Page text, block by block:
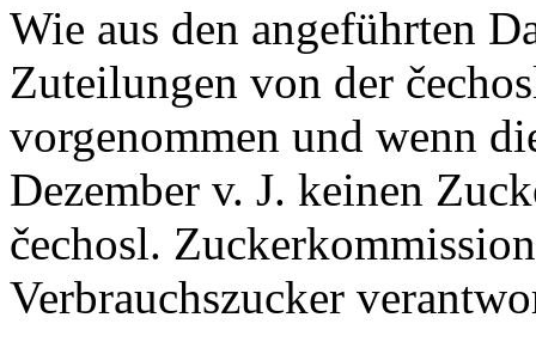
Wie aus den angeführten
Zuteilungen von der
vorgenommen und wenn
Dezember v. J. keinen
čechosl.
Verbrauchszucker